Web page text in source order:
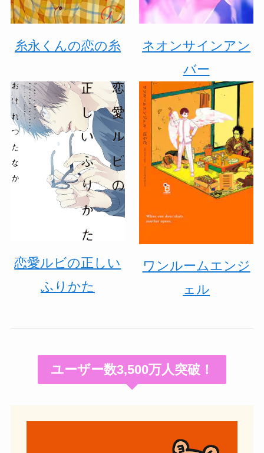
糸永くんの恋の糸
ネオンサインアン
バー
恋愛ルビの正しい
ふりかた
ワンルームエンジ
ェル
ユーザー数3,500万人突破！